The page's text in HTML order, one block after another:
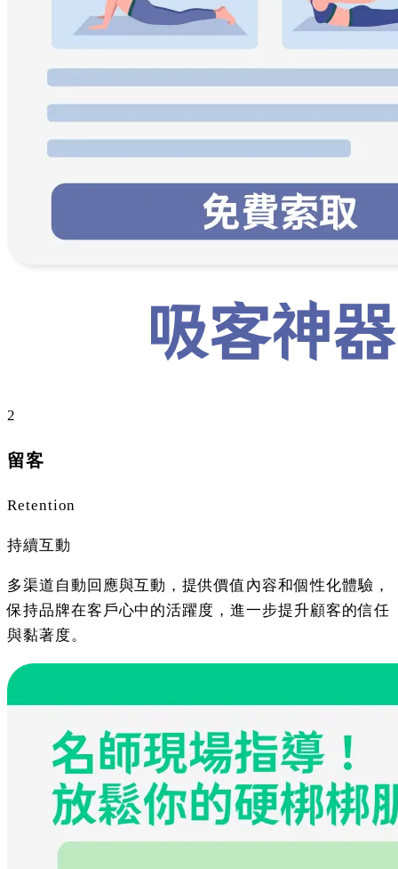
2
留客
Retention
持續互動
多渠道自動回應與互動，提供價值內容和個性化體驗，
保持品牌在客戶心中的活躍度，進一步提升顧客的信任
與黏著度。